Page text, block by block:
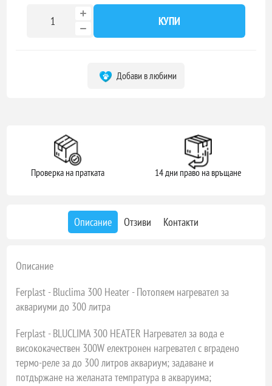
КУПИ
Добави в любими
Проверка на пратката 14 дни право на връщане
Описание Отзиви Контакти
Описание
Ferplast - Bluclima 300 Heater - Потопяем нагревател за
аквариуми до 300 литра
Ferplast - BLUCLIMA 300 HEATER Нагревател за вода е
висококачествен 300W електронен нагревател с вградено
термо-реле за до 300 литров аквариум; задаване и
потдържане на желаната темпратура в акваруима;